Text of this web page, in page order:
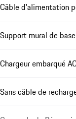
Câble d'alimentation
Support mural de base
Chargeur embarqué
Sans câble de